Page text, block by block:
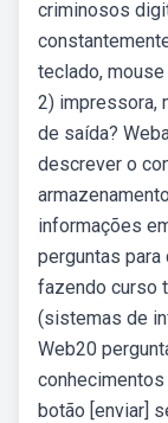
criminosos
teclado,
2) impressora,
de saída?
descrever o
informações
perguntas
fazendo curso
(sistemas de
Web20
botão [enviar]